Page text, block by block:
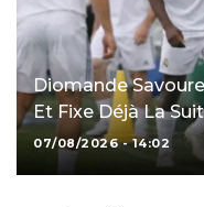
Diomande
Et Fixe Déjà La
07/08/2026 - 14:02